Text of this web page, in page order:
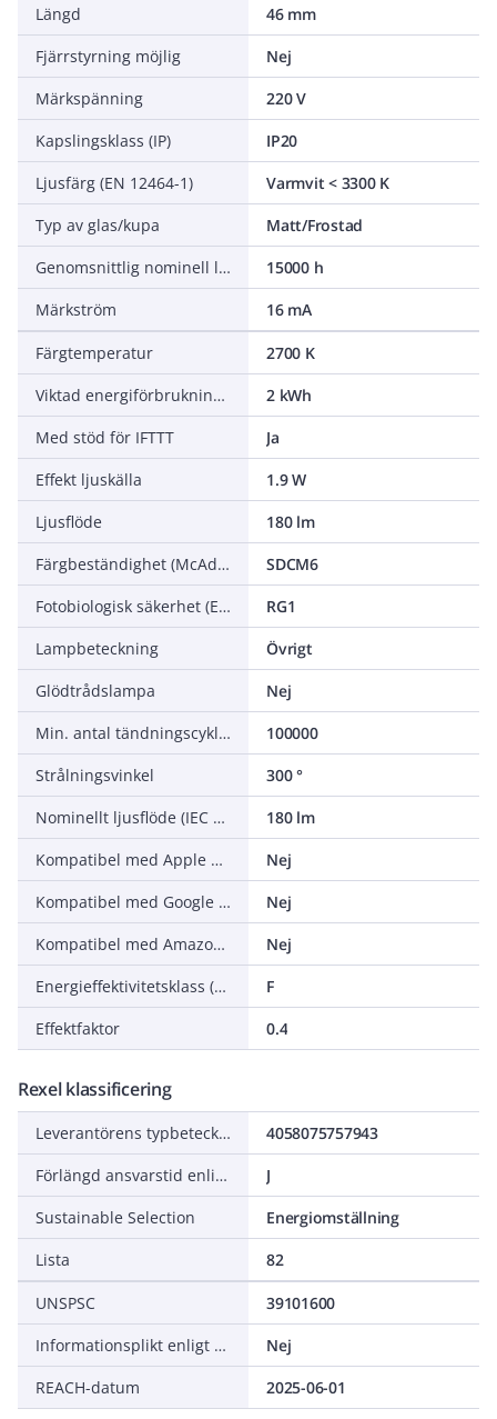
Längd
46 mm
Fjärrstyrning möjlig
Nej
Märkspänning
220 V
Kapslingsklass (IP)
IP20
Ljusfärg (EN 12464-1)
Varmvit < 3300 K
Typ av glas/kupa
Matt/Frostad
Genomsnittlig nominell livslängd
15000 h
Märkström
16 mA
Färgtemperatur
2700 K
Viktad energiförbrukning under 1000 timmar
2 kWh
Med stöd för IFTTT
Ja
Effekt ljuskälla
1.9 W
Ljusflöde
180 lm
Färgbeständighet (McAdam ellipse)
SDCM6
Fotobiologisk säkerhet (EN 62471)
RG1
Lampbeteckning
Övrigt
Glödtrådslampa
Nej
Min. antal tändningscykler
100000
Strålningsvinkel
300 °
Nominellt ljusflöde (IEC 62612)
180 lm
Kompatibel med Apple HomeKit
Nej
Kompatibel med Google Assistant
Nej
Kompatibel med Amazon Alexa
Nej
Energieffektivitetsklass (EU 2019/2015)
F
Effektfaktor
0.4
Rexel klassificering
Leverantörens typbeteckning
4058075757943
Förlängd ansvarstid enligt ALEM-09
J
Sustainable Selection
Energiomställning
Lista
82
UNSPSC
39101600
Informationsplikt enligt REACH
Nej
REACH-datum
2025-06-01